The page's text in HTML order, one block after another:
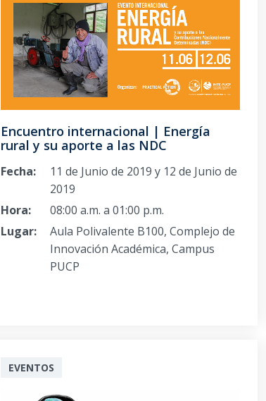
Encuentro internacional | Energía
rural y su aporte a las NDC
Fecha:
11 de Junio de 2019 y 12 de Junio de
2019
Hora:
08:00 a.m. a 01:00 p.m.
Lugar:
Aula Polivalente B100, Complejo de
Innovación Académica, Campus
PUCP
EVENTOS